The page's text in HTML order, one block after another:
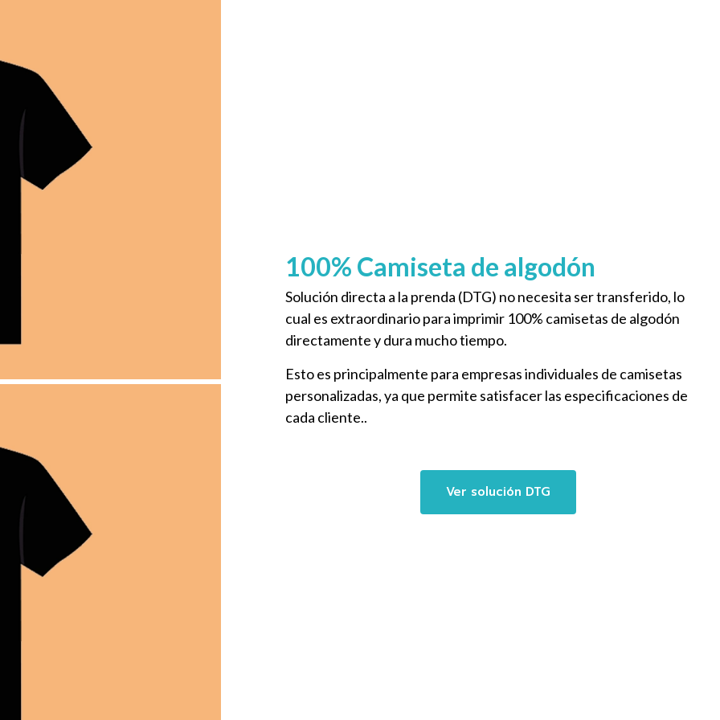
100% Camiseta de algodón
Solución directa a la prenda (DTG) no necesita ser transferido, lo
cual es extraordinario para imprimir 100% camisetas de algodón
directamente y dura mucho tiempo.
Esto es principalmente para empresas individuales de camisetas
personalizadas, ya que permite satisfacer las especificaciones de
cada cliente..
Ver solución DTG